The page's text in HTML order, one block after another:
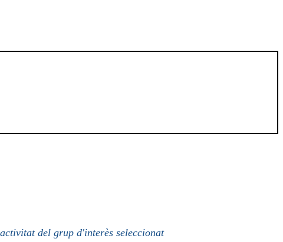
del grup d'interès seleccionat